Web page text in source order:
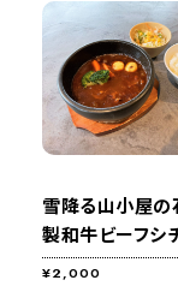
雪降る山小屋の
製和牛ビーフシ
¥2,000